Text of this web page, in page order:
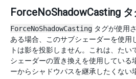
ForceNoShadowCasting タ
ForceNoShadowCasting タグが使用
ある場合、このサブシェーダーを使用
トは影を投影しません。これは、たい
シェーダーの置き換えを使用している
ーからシャドウパスを継承したくない